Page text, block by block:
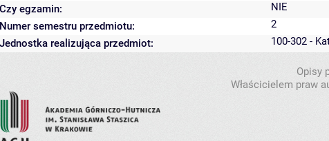
Czy egzamin:
NIE
Numer semestru przedmiotu:
2
Jednostka realizująca przedmiot:
100-302 -
Opisy
Właścicielem praw